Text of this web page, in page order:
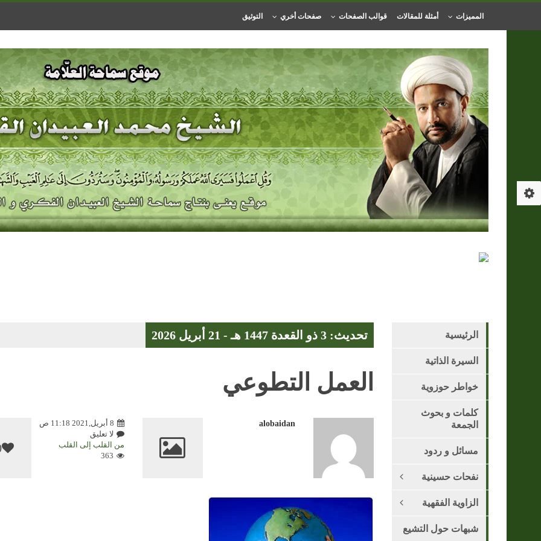
المميزات أمثلة للمقالات قوالب الصفحات صفحات أخري التوثيق
الرئيسية
السيرة الذاتية
خواطر حوزوية
كلمات و بحوث
الجمعة
مسائل و ردود
نفحات حسينية
الزاوية الفقهية
شبهات حول التشيع
تحديث: 3 ذو القعدة 1447 هـ - 21 أبريل 2026
العمل التطوعي
alobaidan
8 أبريل,2021 11:18 ص
لا تعليق
من القلب إلى القلب
363